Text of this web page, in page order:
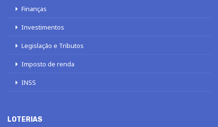
Finanças
Investimentos
Legislação e Tributos
Imposto de renda
INSS
LOTERIAS